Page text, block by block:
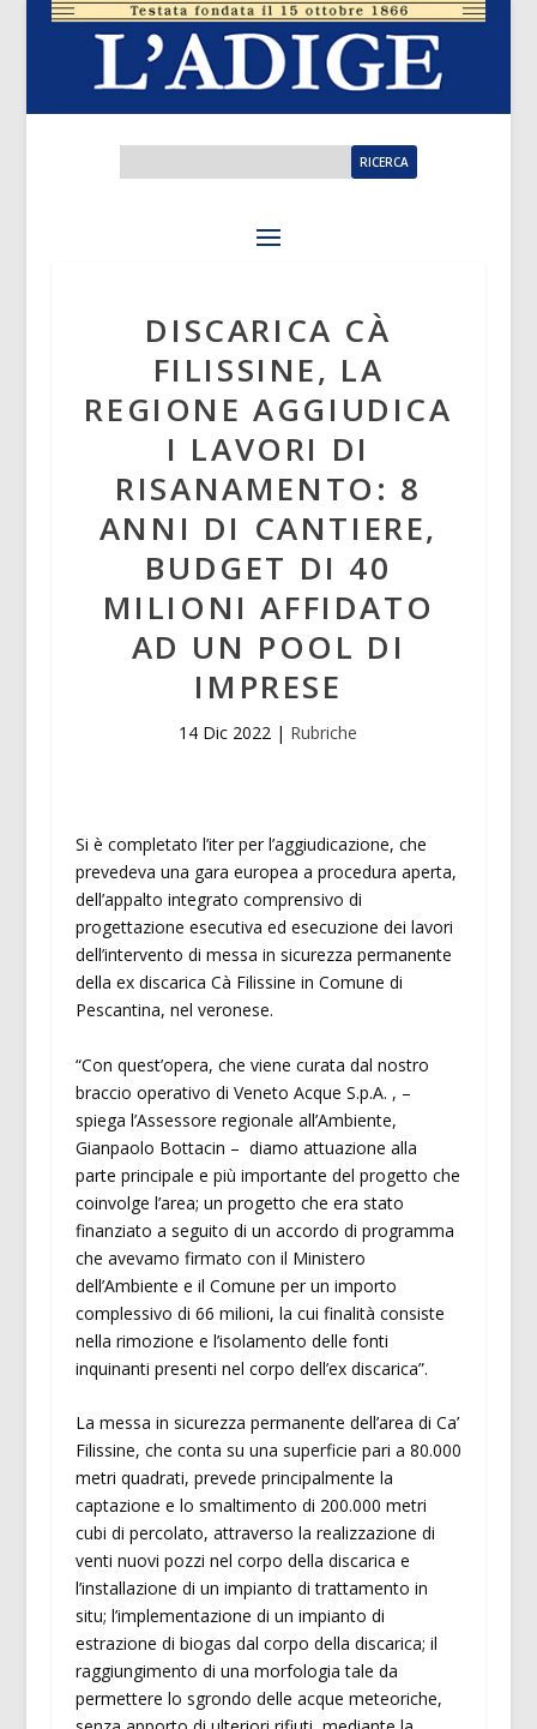
DISCARICA CÀ
FILISSINE, LA
REGIONE AGGIUDICA
I LAVORI DI
RISANAMENTO: 8
ANNI DI CANTIERE,
BUDGET DI 40
MILIONI AFFIDATO
AD UN POOL DI
IMPRESE
14 Dic 2022 | Rubriche
Si è completato l’iter per l’aggiudicazione, che
prevedeva una gara europea a procedura aperta,
dell’appalto integrato comprensivo di
progettazione esecutiva ed esecuzione dei lavori
dell’intervento di messa in sicurezza permanente
della ex discarica Cà Filissine in Comune di
Pescantina, nel veronese.
“Con quest’opera, che viene curata dal nostro
braccio operativo di Veneto Acque S.p.A. , –
spiega l’Assessore regionale all’Ambiente,
Gianpaolo Bottacin – diamo attuazione alla
parte principale e più importante del progetto che
coinvolge l’area; un progetto che era stato
finanziato a seguito di un accordo di programma
che avevamo firmato con il Ministero
dell’Ambiente e il Comune per un importo
complessivo di 66 milioni, la cui finalità consiste
nella rimozione e l’isolamento delle fonti
inquinanti presenti nel corpo dell’ex discarica”.
La messa in sicurezza permanente dell’area di Ca’
Filissine, che conta su una superficie pari a 80.000
metri quadrati, prevede principalmente la
captazione e lo smaltimento di 200.000 metri
cubi di percolato, attraverso la realizzazione di
venti nuovi pozzi nel corpo della discarica e
l’installazione di un impianto di trattamento in
situ; l’implementazione di un impianto di
estrazione di biogas dal corpo della discarica; il
raggiungimento di una morfologia tale da
permettere lo sgrondo delle acque meteoriche,